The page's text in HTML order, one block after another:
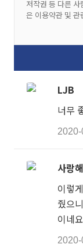
LJB
너무
사랑
이렇
줬으
이네요